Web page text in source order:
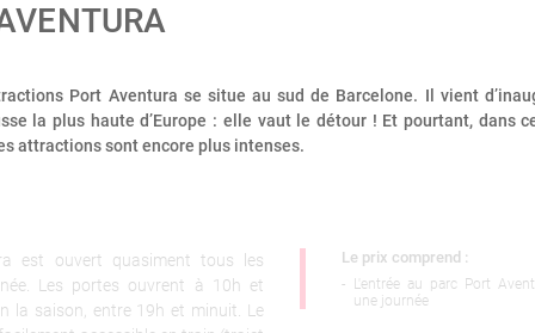
Port Aventura se situe au sud de Barcelone. Il vient
la plus haute d’Europe : elle vaut le détour ! Et pourtant, dans
attractions sont encore plus intenses.
Le prix comprend :
-
L'entrée au parc Port
une journée
est ouvert quasiment tous les
Les portes ouvrent à 10h et
la saison, entre 19h et minuit. Le